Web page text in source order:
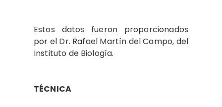
Estos datos fueron proporcionados
por el Dr. Rafael Martín del Campo, del
Instituto de Biología.
TÉCNICA